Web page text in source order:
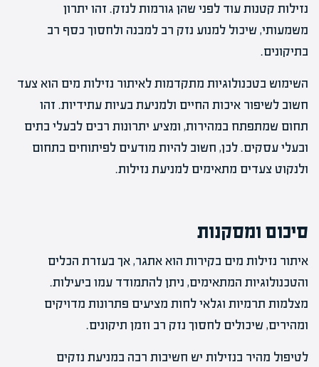
נזילות קטנות עוד לפני שהן גורמות לנזק. זהו יתרון
משמעותי, שיכול למנוע נזק רב למבנה ולחסוך כסף רב
בתיקונים.
השימוש בטכנולוגיות מתקדמות לאיתור נזילות מים הוא צעד
חשוב לשיפור איכות החיים ולמניעת בעיות עתידיות. זהו
תחום שמתפתח במהירות, ומציע יתרונות רבים לבעלי בתים
ובעלי עסקים. לכן, חשוב להיות מודעים לפיתוחים בתחום
ולנקוט צעדים מתאימים למניעת נזילות.
סיכום ומסקנות
איתור נזילות מים בקירות הוא אתגר, אך בעזרת הכלים
והטכנולוגיות המתאימים, ניתן להתמודד עמו ביעילות.
מצלמות תרמיות וגלאי לחות מציעים פתרונות מדויקים
ומהירים, שיכולים לחסוך נזק רב וזמן תיקונים.
לטיפול מהיר בנזילות יש חשיבות רבה במניעת נזקים